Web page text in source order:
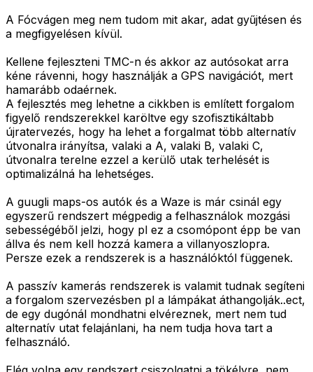
A Fócvágen meg nem tudom mit akar, adat gyűjtésen és
a megfigyelésen kívül.
Kellene fejleszteni TMC-n és akkor az autósokat arra
kéne rávenni, hogy használják a GPS navigációt, mert
hamarább odaérnek.
A fejlesztés meg lehetne a cikkben is említett forgalom
figyelő rendszerekkel karöltve egy szofisztikáltabb
újratervezés, hogy ha lehet a forgalmat több alternatív
útvonalra irányítsa, valaki a A, valaki B, valaki C,
útvonalra terelne ezzel a kerülő utak terhelését is
optimalizálná ha lehetséges.
A guugli maps-os autók és a Waze is már csinál egy
egyszerű rendszert mégpedig a felhasználok mozgási
sebességéből jelzi, hogy pl ez a csomópont épp be van
állva és nem kell hozzá kamera a villanyoszlopra.
Persze ezek a rendszerek is a használóktól függenek.
A passzív kamerás rendszerek is valamit tudnak segíteni
a forgalom szervezésben pl a lámpákat áthangolják..ect,
de egy dugónál mondhatni elvéreznek, mert nem tud
alternatív utat felajánlani, ha nem tudja hova tart a
felhasználó.